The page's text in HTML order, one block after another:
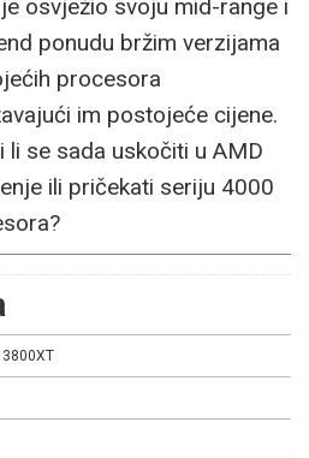
osvježio svoju mid-range i
ponudu bržim verzijama
procesora
im postojeće cijene.
li se sada uskočiti u AMD
ili pričekati seriju 4000